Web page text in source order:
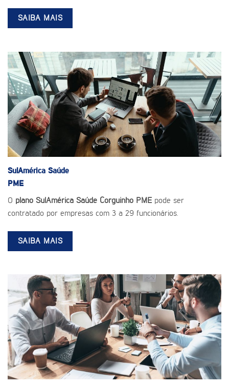
SAIBA MAIS
SulAmérica Saúde
PME
O plano SulAmérica Saúde Corguinho PME pode ser
contratado por empresas com 3 a 29 funcionários.
SAIBA MAIS